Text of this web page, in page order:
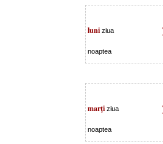
luni ziua
noaptea
marţi ziua
noaptea